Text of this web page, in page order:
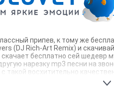
припев, к тому же
(DJ Rich-Art Remix) и
бесплатно сей шедевр
нарезку mp3 песни на
такой восхитительно
всех вокруг. Твой телефон